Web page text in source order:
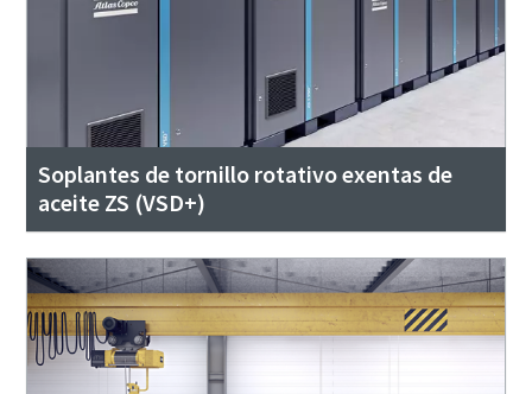
Soplantes de tornillo rotativo exentas de
aceite ZS (VSD+)